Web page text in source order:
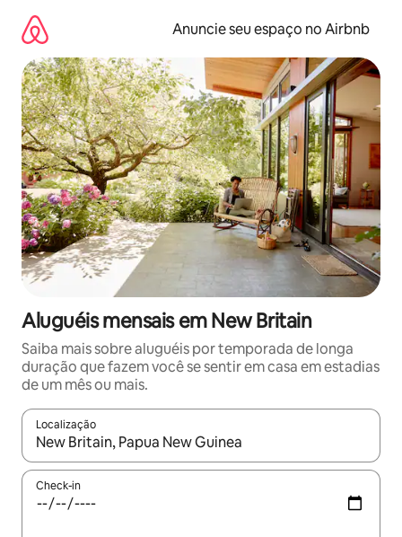
para
conteúdo
Anuncie seu espaço no Airbnb
Aluguéis mensais em New Britain
Saiba mais sobre aluguéis por temporada de longa
duração que fazem você se sentir em casa em estadias
de um mês ou mais.
Localização
Quando os resultados estiverem disponíveis, explore-os
Check-in